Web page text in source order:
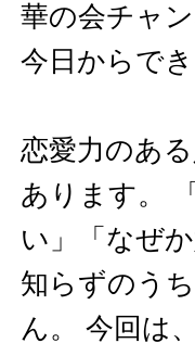
華の会チャ
今日からで
恋愛力のあ
あります。
い」「なぜ
知らずのう
ん。 今回は